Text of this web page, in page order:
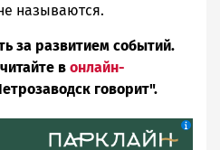
называются.
за развитием событий.
в онлайн-
говорит".